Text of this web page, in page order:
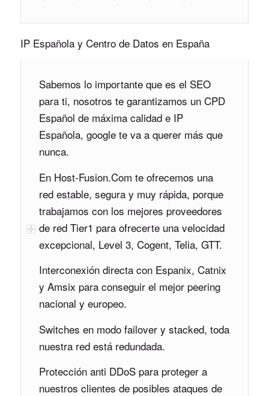
IP Española y Centro de Datos en España
Sabemos lo importante que es el SEO
para ti, nosotros te garantizamos un CPD
Español de máxima calidad e IP
Española, google te va a querer más que
nunca.
En Host-Fusion.Com te ofrecemos una
red estable, segura y muy rápida, porque
trabajamos con los mejores proveedores
de red Tier1 para ofrecerte una velocidad
excepcional, Level 3, Cogent, Telia, GTT.
Interconexión directa con Espanix, Catnix
y Amsix para conseguir el mejor peering
nacional y europeo.
Switches en modo failover y stacked, toda
nuestra red está redundada.
Protección anti DDoS para proteger a
nuestros clientes de posibles ataques de